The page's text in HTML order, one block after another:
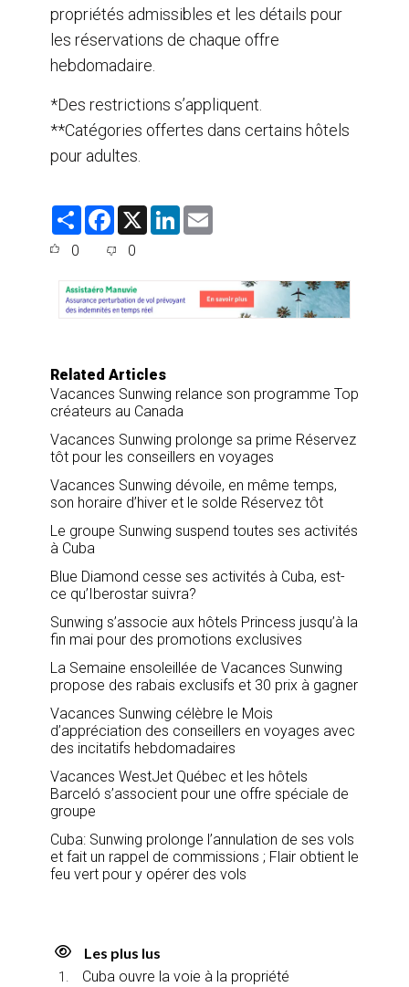
propriétés admissibles et les détails pour
les réservations de chaque offre
hebdomadaire.
*Des restrictions s’appliquent.
**Catégories offertes dans certains hôtels
pour adultes.
S
F
e
o
o
k
X
L
I
0 0
Related Articles
Vacances Sunwing relance son programme Top
créateurs au Canada
Vacances Sunwing prolonge sa prime Réservez
tôt pour les conseillers en voyages
Vacances Sunwing dévoile, en même temps,
son horaire d’hiver et le solde Réservez tôt
Le groupe Sunwing suspend toutes ses activités
à Cuba
Blue Diamond cesse ses activités à Cuba, est-
ce qu’Iberostar suivra?
Sunwing s’associe aux hôtels Princess jusqu’à la
fin mai pour des promotions exclusives
La Semaine ensoleillée de Vacances Sunwing
propose des rabais exclusifs et 30 prix à gagner
Vacances Sunwing célèbre le Mois
d’appréciation des conseillers en voyages avec
des incitatifs hebdomadaires
Vacances WestJet Québec et les hôtels
Barceló s’associent pour une offre spéciale de
groupe
Cuba: Sunwing prolonge l’annulation de ses vols
et fait un rappel de commissions ; Flair obtient le
feu vert pour y opérer des vols
Les plus lus
Cuba ouvre la voie à la propriété